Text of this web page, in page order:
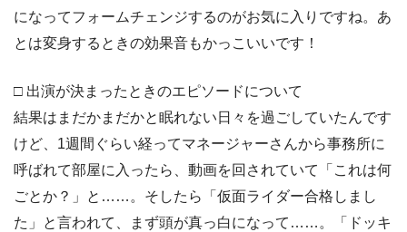
になってフォームチェンジするのがお気に入りですね。あ
とは変身するときの効果音もかっこいいです！
□ 出演が決まったときのエピソードについて
結果はまだかまだかと眠れない日々を過ごしていたんです
けど、1週間ぐらい経ってマネージャーさんから事務所に
呼ばれて部屋に入ったら、動画を回されていて「これは何
ごとか？」と……。そしたら「仮面ライダー合格しまし
た」と言われて、まず頭が真っ白になって……。「ドッキ